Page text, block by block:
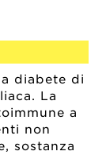
diabete di
La
a
non
sostanza